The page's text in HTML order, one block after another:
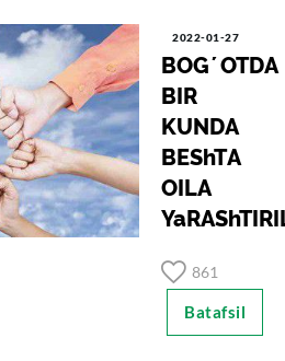
2022-01-27
BOGʼOTDА
BIR
KUNDА
BEShTА
OILА
861
Batafsil